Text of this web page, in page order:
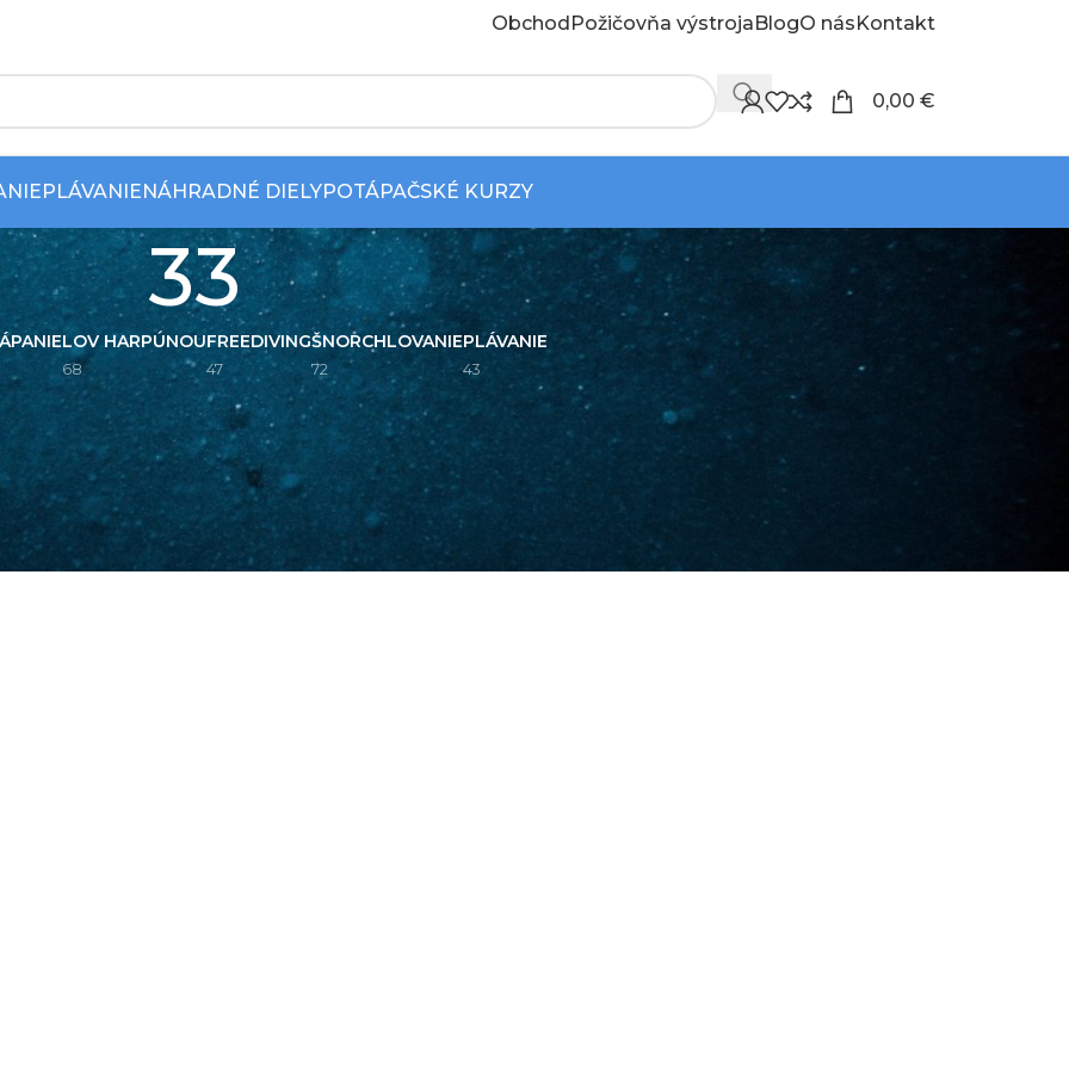
ObchodPožičovňa výstrojaBlogO násKontakt
0,00 €
PLÁVANIENÁHRADNÉ DIELYPOTÁPAČSKÉ KURZY
33
LOV HARPÚNOU
68
FREEDIVING
47
ŠNORCHLOVANIE
72
PLÁVANIE
43
Zobraziť 9 18 24